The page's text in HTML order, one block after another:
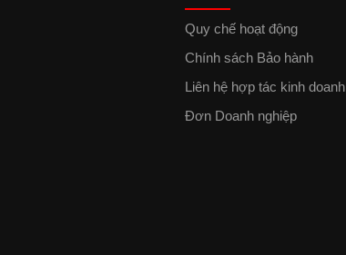
Quy chế hoạt động
Chính sách Bảo hành
Liên hệ hợp tác kinh doanh
Đơn Doanh nghiệp